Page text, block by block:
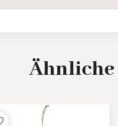
Ähnliche